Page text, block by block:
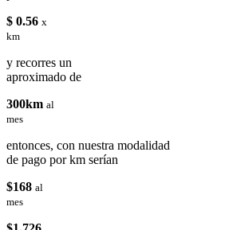
$ 0.56 x
km
y recorres un
aproximado de
300km al
mes
entonces, con nuestra modalidad
de pago por km serían
$168 al
mes